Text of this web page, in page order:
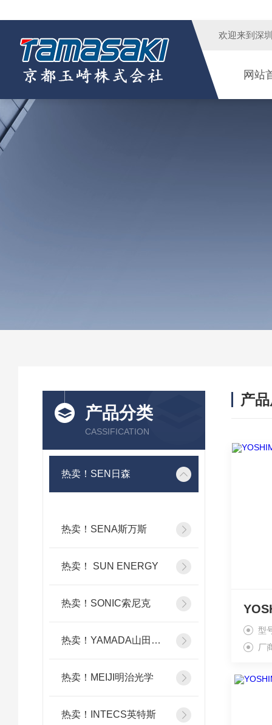
欢迎来到 深
网站
产品分类
CASSIFICATION
热卖！SEN日森
热卖！SENA斯万斯
热卖！ SUN ENERGY
热卖！SONIC索尼克
热卖！YAMADA山田光学
热卖！MEIJI明治光学
热卖！INTECS英特斯
产
型
厂